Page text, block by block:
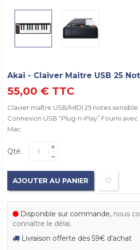
Akai - Claiver Maitre USB 25
55,00 € TTC
Clavier maître USB/MIDI 25 notes
Connexion USB “Plug-n-Play” Fourni
Mac
Qté:
AJOUTER AU PANIER
Disponible sur commande, nous
connaître le délai.
Livraison offerte dès 59€ d'achat